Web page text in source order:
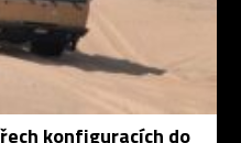
konfiguracích do